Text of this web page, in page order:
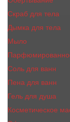
Скраб для тела
Дымка для тела
Мыло
Соль для ванн
Пена для ванн
Гель для душа
Косметическое